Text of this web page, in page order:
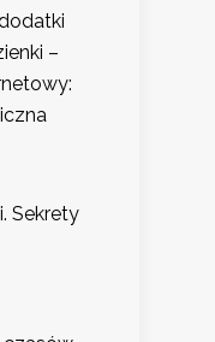
–
Sekrety